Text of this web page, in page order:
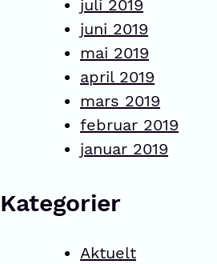
juli 2019
juni 2019
mai 2019
april 2019
mars 2019
februar 2019
januar 2019
Kategorier
Aktuelt